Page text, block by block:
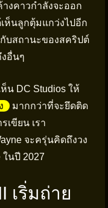
างคาวกำลังจะออก
ห็นลูกตุ้มแกว่งไปอีก
กับสถานะของสคริปต์
อื่นๆ
น DC Studios ให้
มากกว่าที่จะยึดติด
เขียน เรา
จะครุ่นคิดถึงวง
ในปี 2027
เริ่มถ่าย